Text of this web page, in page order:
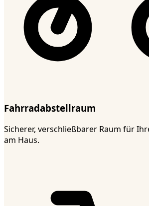
Fahrradabstellraum
Sicherer, verschließbarer Raum für
am Haus.